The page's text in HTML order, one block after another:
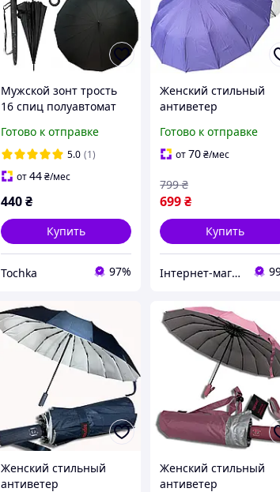
Мужской зонт трость
16 спиц полуавтомат
Черный TC
Готово к отправке
5.0 (1)
от44₴/мес
440₴
Купить
Tochka 97%
Женский стильный
антиветер
автомат прочный от
дождя зонты Toprain
на 16 спиц светло-
фиолетовы
Готово к отправке
от70₴/мес
699₴
799 ₴
Купить
Інтернет-магазин Real-Market
Женский стильный
антиветер
Женский стильный
антиветер